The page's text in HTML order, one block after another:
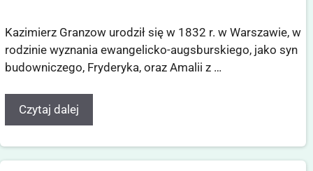
Kazimierz Granzow urodził się w 1832 r. w Warszawie, w
rodzinie wyznania ewangelicko-augsburskiego, jako syn
budowniczego, Fryderyka, oraz Amalii z …
Czytaj dalej